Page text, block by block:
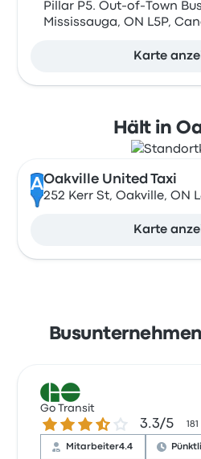
Pillar P5. Out-of-Town
Mississauga, ON L5P,
Karte
Hält in
AOakville United Taxi
252 Kerr St, Oakville, ON
Karte
Go Transit
3.3 von 5 Sternen3.3/5
Mitarbeiter4.4